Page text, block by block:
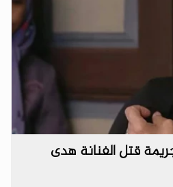
قتل الفنانة هدى